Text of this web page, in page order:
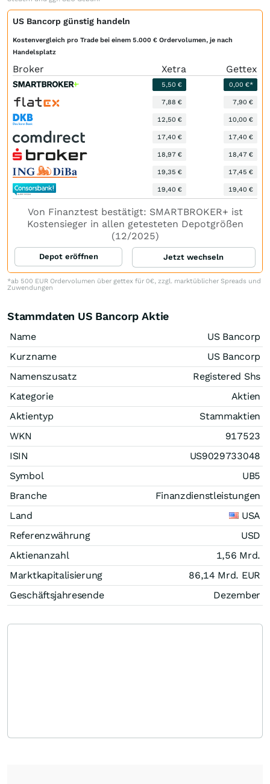
US Bancorp günstig handeln
Kostenvergleich pro Trade bei einem 5.000 € Ordervolumen, je nach
Handelsplatz
Broker Xetra Gettex
5,50 € 0,00 €*
7,88 € 7,90 €
12,50 € 10,00 €
17,40 € 17,40 €
18,97 € 18,47 €
19,35 € 17,45 €
19,40 € 19,40 €
Von Finanztest bestätigt: SMARTBROKER+ ist
Kostensieger in allen getesteten Depotgrößen
(12/2025)
Depot eröffnen Jetzt wechseln
*ab 500 EUR Ordervolumen über gettex für 0€, zzgl. marktüblicher Spreads und
Zuwendungen
Stammdaten US Bancorp Aktie
Name
US Bancorp
Kurzname
US Bancorp
Namenszusatz
Registered Shs
Kategorie
Aktien
Aktientyp
Stammaktien
WKN
917523
ISIN
US9029733048
Symbol
UB5
Branche
Finanzdienstleistungen
Land
USA
Referenzwährung
USD
Aktienanzahl
1,56 Mrd.
Marktkapitalisierung
86,14 Mrd. EUR
Geschäftsjahresende
Dezember